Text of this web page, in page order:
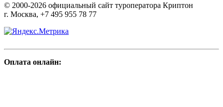
© 2000-2026 официальный сайт туроператора Криптон
г. Москва, +7 495 955 78 77
Оплата онлайн: